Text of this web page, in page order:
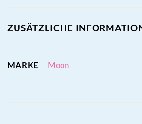
ZUSÄTZLICHE
MARKE Moon